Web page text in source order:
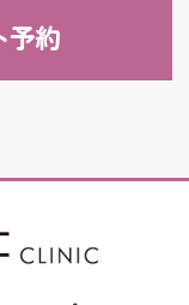
予約